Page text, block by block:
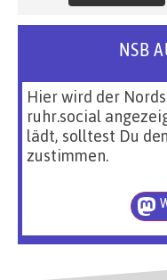
NSB
Hier wird der
ruhr.social
lädt, solltest Du
zustimmen.